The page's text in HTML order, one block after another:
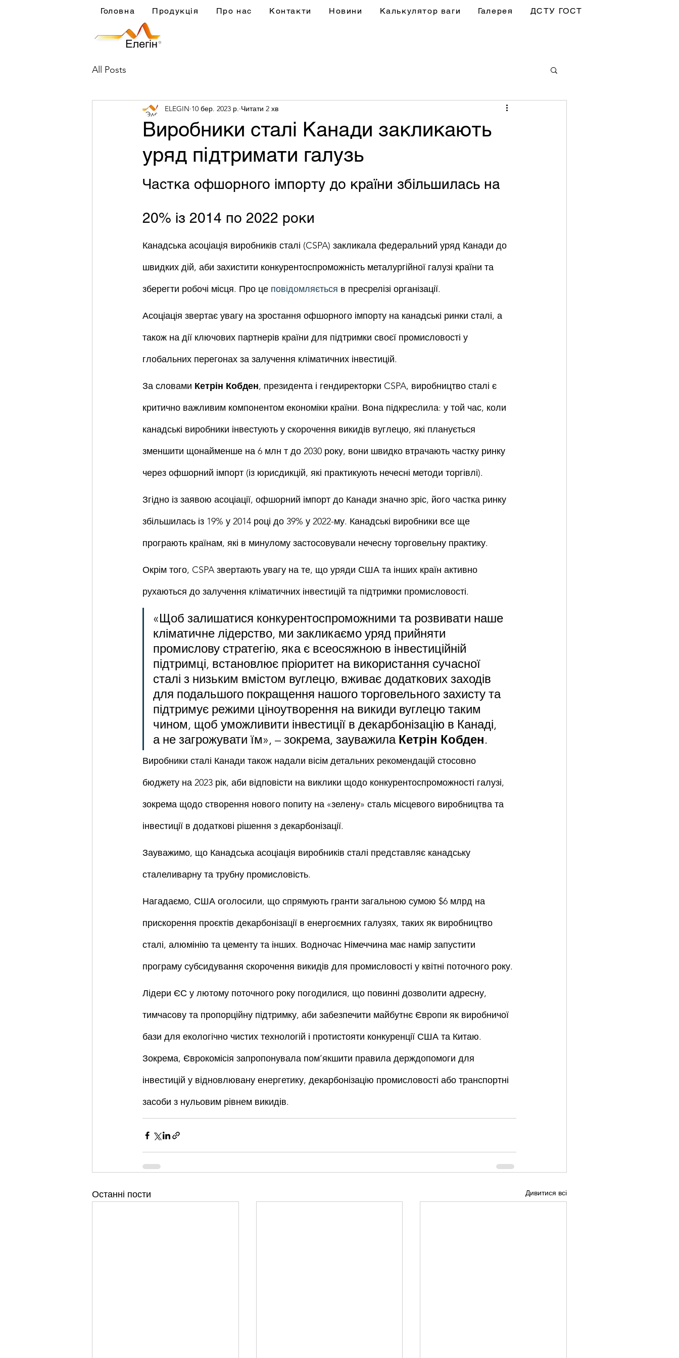
Головна Продукція Про нас Контакти Новини Калькулятор ваги Галерея ДСТУ ГОСТ
All Posts
Виробники сталі Канади закликають
уряд підтримати галузь
ELEGIN 10 бер. 2023 р. Читати 2 хв
Частка офшорного імпорту до країни збільшилась на
20% із 2014 по 2022 роки
Канадська асоціація виробників сталі (CSPA) закликала федеральний уряд Канади до
швидких дій, аби захистити конкурентоспроможність металургійної галузі країни та
зберегти робочі місця. Про це повідомляється в пресрелізі організації.
Асоціація звертає увагу на зростання офшорного імпорту на канадські ринки сталі, а
також на дії ключових партнерів країни для підтримки своєї промисловості у
глобальних перегонах за залучення кліматичних інвестицій.
За словами Кетрін Кобден, президента і гендиректорки CSPA, виробництво сталі є
критично важливим компонентом економіки країни. Вона підкреслила: у той час, коли
канадські виробники інвестують у скорочення викидів вуглецю, які планується
зменшити щонайменше на 6 млн т до 2030 року, вони швидко втрачають частку ринку
через офшорний імпорт (із юрисдикцій, які практикують нечесні методи торгівлі).
Згідно із заявою асоціації, офшорний імпорт до Канади значно зріс, його частка ринку
збільшилась із 19% у 2014 році до 39% у 2022-му. Канадські виробники все ще
програють країнам, які в минулому застосовували нечесну торговельну практику.
Окрім того, CSPA звертають увагу на те, що уряди США та інших країн активно
рухаються до залучення кліматичних інвестицій та підтримки промисловості.
«Щоб залишатися конкурентоспроможними та розвивати наше
кліматичне лідерство, ми закликаємо уряд прийняти
промислову стратегію, яка є всеосяжною в інвестиційній
підтримці, встановлює пріоритет на використання сучасної
сталі з низьким вмістом вуглецю, вживає додаткових заходів
для подальшого покращення нашого торговельного захисту та
підтримує режими ціноутворення на викиди вуглецю таким
чином, щоб уможливити інвестиції в декарбонізацію в Канаді,
а не загрожувати їм», – зокрема, зауважила Кетрін Кобден.
Виробники сталі Канади також надали вісім детальних рекомендацій стосовно
бюджету на 2023 рік, аби відповісти на виклики щодо конкурентоспроможності галузі,
зокрема щодо створення нового попиту на «зелену» сталь місцевого виробництва та
інвестиції в додаткові рішення з декарбонізації.
Зауважимо, що Канадська асоціація виробників сталі представляє канадську
сталеливарну та трубну промисловість.
Нагадаємо, США оголосили, що спрямують гранти загальною сумою $6 млрд на
прискорення проєктів декарбонізації в енергоємних галузях, таких як виробництво
сталі, алюмінію та цементу та інших. Водночас Німеччина має намір запустити
програму субсидування скорочення викидів для промисловості у квітні поточного року.
Лідери ЄС у лютому поточного року погодилися, що повинні дозволити адресну,
тимчасову та пропорційну підтримку, аби забезпечити майбутнє Європи як виробничої
бази для екологічно чистих технологій і протистояти конкуренції США та Китаю.
Зокрема, Єврокомісія запропонувала пом’якшити правила держдопомоги для
інвестицій у відновлювану енергетику, декарбонізацію промисловості або транспортні
засоби з нульовим рівнем викидів.
Останні пости Дивитися всі